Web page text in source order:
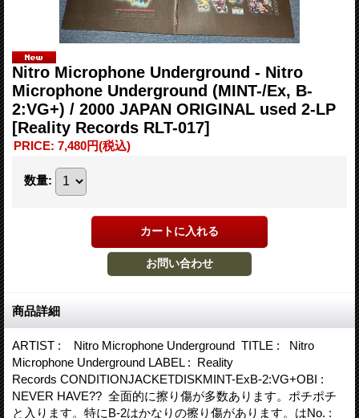
Nitro Microphone Underground - Nitro
Microphone Underground (MINT-/Ex, B-
2:VG+) / 2000 JAPAN ORIGINAL used 2-LP
[Reality Records RLT-017]
PRICE: 7,480円(税込)
数量:
商品詳細
ARTIST : Nitro Microphone Underground TITLE : Nitro
Microphone Underground LABEL : Reality
Records CONDITIONJACKETDISKMINT-ExB-2:VG+OBI :
NEVER HAVE?? 全面的に擦り傷が多数あります。ポチポチ
と入ります。特にB-2はかなりの擦り傷があります。はNo. :